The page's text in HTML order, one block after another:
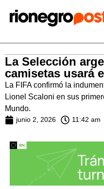
La Selección
camisetas usará
La FIFA confirmó la
Lionel Scaloni en sus
Mundo.
junio 2, 2026 11:42 am